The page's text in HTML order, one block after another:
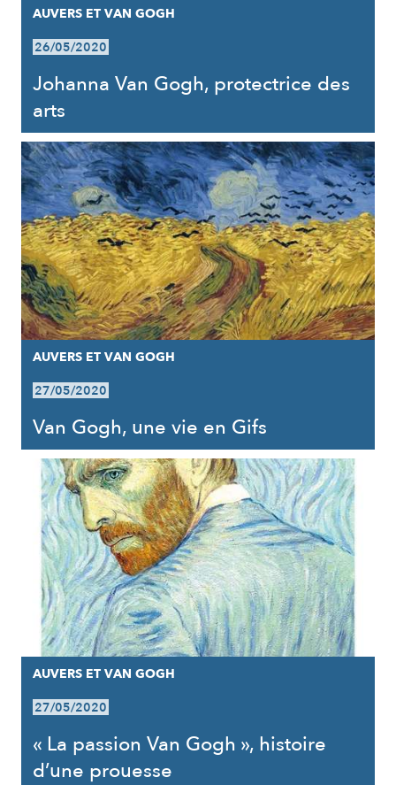
AUVERS ET VAN GOGH
26/05/2020
Johanna Van Gogh, protectrice des
arts
AUVERS ET VAN GOGH
27/05/2020
Van Gogh, une vie en Gifs
AUVERS ET VAN GOGH
27/05/2020
« La passion Van Gogh », histoire
d’une prouesse